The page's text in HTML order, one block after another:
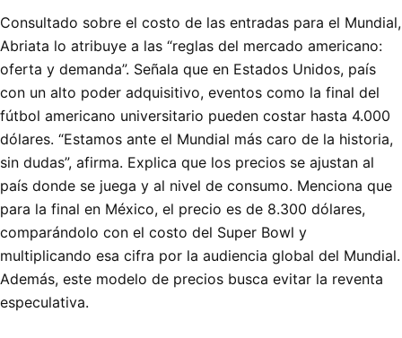
Consultado sobre el costo de las entradas para el Mundial,
Abriata lo atribuye a las “reglas del mercado americano:
oferta y demanda”. Señala que en Estados Unidos, país
con un alto poder adquisitivo, eventos como la final del
fútbol americano universitario pueden costar hasta 4.000
dólares. “Estamos ante el Mundial más caro de la historia,
sin dudas”, afirma. Explica que los precios se ajustan al
país donde se juega y al nivel de consumo. Menciona que
para la final en México, el precio es de 8.300 dólares,
comparándolo con el costo del Super Bowl y
multiplicando esa cifra por la audiencia global del Mundial.
Además, este modelo de precios busca evitar la reventa
especulativa.